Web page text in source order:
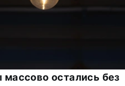
массово остались без